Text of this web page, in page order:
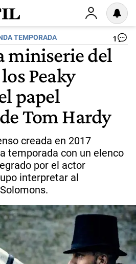
TEMPORADA 1
miniserie del
Peaky
papel
Tom Hardy
creada en 2017
temporada con un elenco
por el actor
interpretar al